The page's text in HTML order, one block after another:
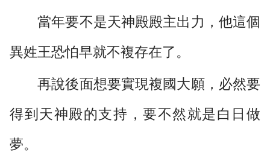
當年要不是天神殿殿主出力，他這個
異姓王恐怕早就不複存在了。
再說後面想要實現複國大願，必然要
得到天神殿的支持，要不然就是白日做
夢。